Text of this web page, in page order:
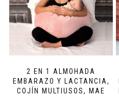
2 EN 1 ALMOHADA
EMBARAZO Y LACTANCIA,
COJÍN MULTIUSOS, MAE